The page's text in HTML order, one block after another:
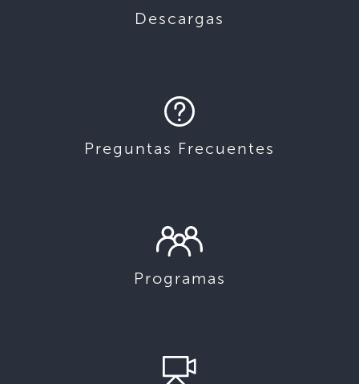
Descargas
Preguntas Frecuentes
Programas